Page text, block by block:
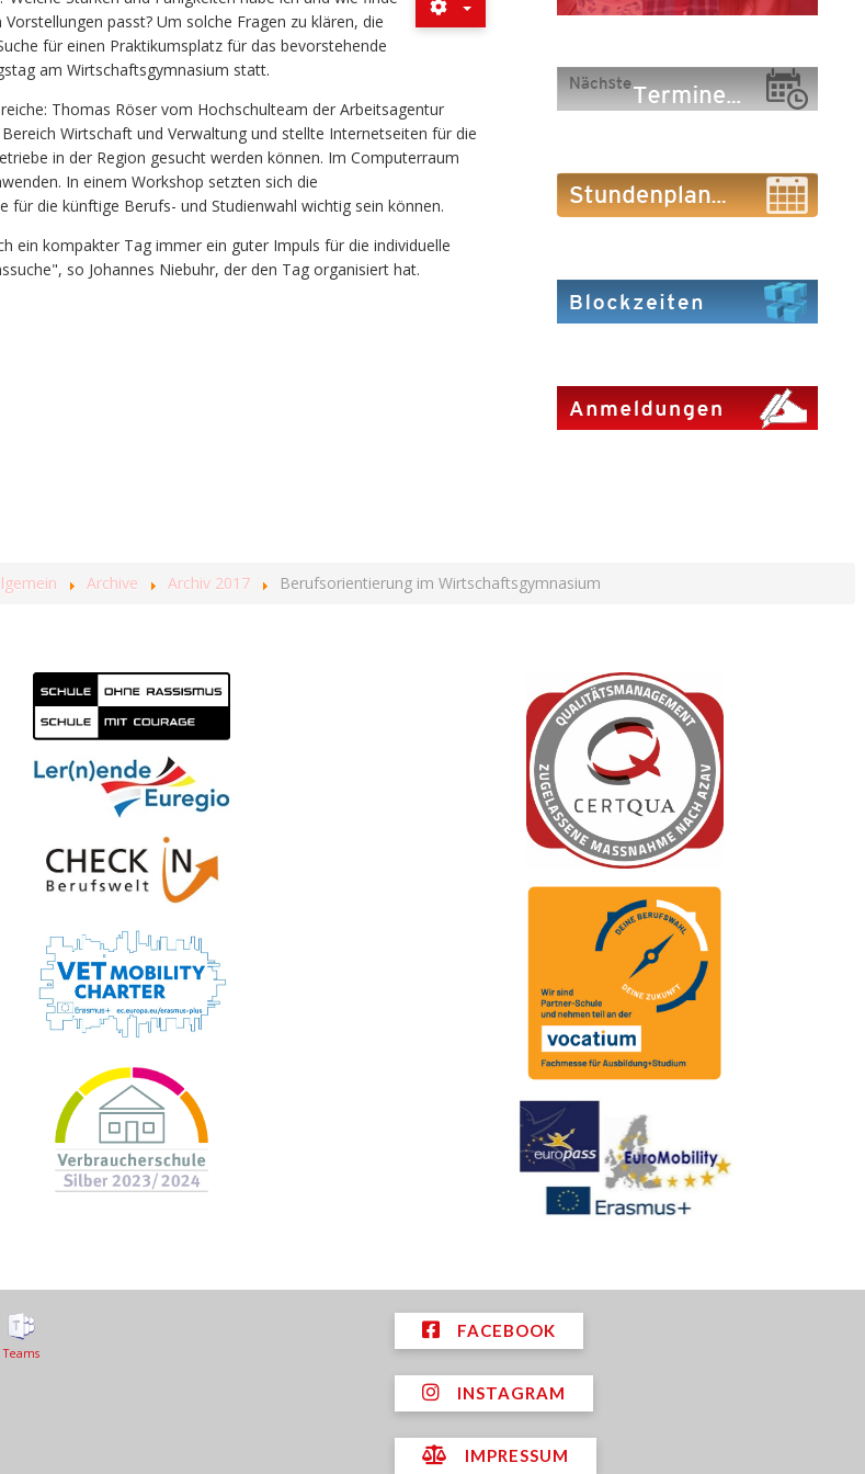
passt? Um solche Fragen zu klären, die
für einen Praktikumsplatz für das bevorstehende
am Wirtschaftsgymnasium statt.
Thomas Röser vom Hochschulteam der Arbeitsagentur
Wirtschaft und Verwaltung und stellte Internetseiten für die
in der Region gesucht werden können. Im Computerraum
In einem Workshop setzten sich die
die künftige Berufs- und Studienwahl wichtig sein können.
ein kompakter Tag immer ein guter Impuls für die individuelle
so Johannes Niebuhr, der den Tag organisiert hat.
Archive Archiv 2017 Berufsorientierung im Wirtschaftsgymnasium
Teams
FACEBOOK
INSTAGRAM
IMPRESSUM